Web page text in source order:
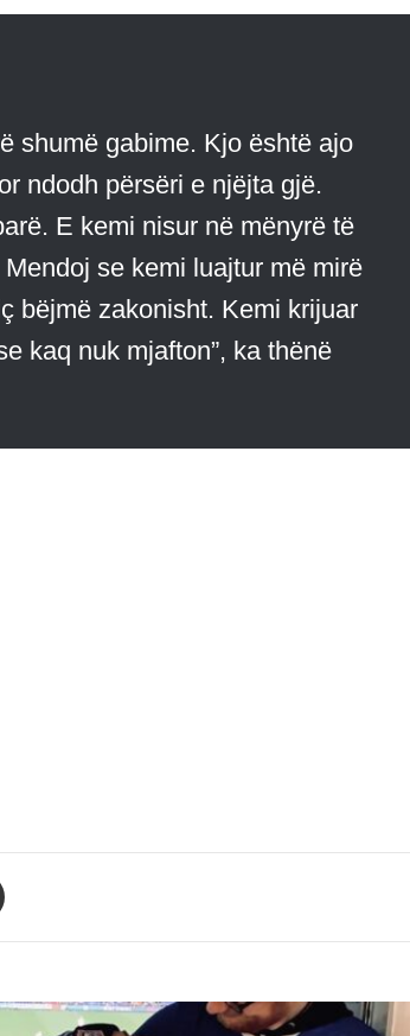
shumë gabime. Kjo është ajo
ndodh përsëri e njëjta gjë.
E kemi nisur në mënyrë të
se kemi luajtur më mirë
bëjmë zakonisht. Kemi krijuar
kaq nuk mjafton”, ka thënë